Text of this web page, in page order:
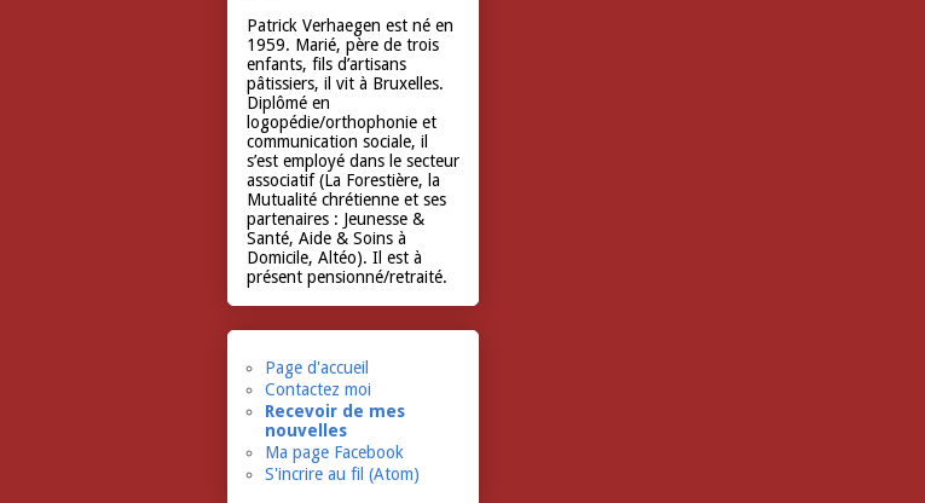
Patrick Verhaegen est né en
1959. Marié, père de trois
enfants, fils d’artisans
pâtissiers, il vit à Bruxelles.
Diplômé en
logopédie/orthophonie et
communication sociale, il
s’est employé dans le secteur
associatif (La Forestière, la
Mutualité chrétienne et ses
partenaires : Jeunesse &
Santé, Aide & Soins à
Domicile, Altéo). Il est à
présent pensionné/retraité.
Page d'accueil
Contactez moi
Recevoir de mes
nouvelles
Ma page Facebook
S'incrire au fil (Atom)